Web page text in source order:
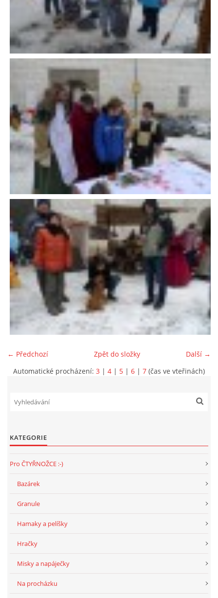
PODPORA
E - S H O P
HISTORIE 2022
O NÁS :-)
VÝROČNÍ ZPRÁVY
KONTAKT
JAK NÁM POMOCI
NAPSALI O NÁS
NATÁČENÍ V TELEVIZI
AKCE
SLUŽBY
HISTORIE - 2010 - 2020
JAK NÁM POMOCI - POMÁHAJÍ NÁM :-)
Fretky Boleslav, z.s.
© 2026 eStránky.cz Aktualizováno: 1. 8. 2026
← Předchozí Další →
Zpět do složky
Automatické procházení: 3 | 4 | 5 | 6 | 7 (čas ve vteřinách)
KATEGORIE
Pro ČTYŘNOŽCE :-)
Bazárek
Granule
Hamaky a pelíšky
Hračky
Misky a napáječky
Na procházku